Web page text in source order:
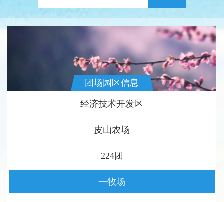
团场园区信息
经济技术开发区
皮山农场
224团
一牧场